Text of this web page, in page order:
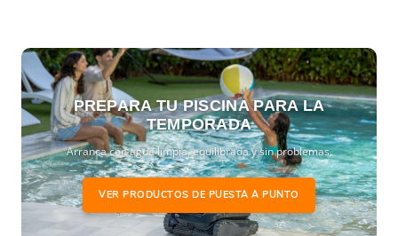
PREPARA TU PISCINA PARA LA
TEMPORADA
Arranca con agua limpia, equilibrada y sin problemas.
VER PRODUCTOS DE PUESTA A PUNTO